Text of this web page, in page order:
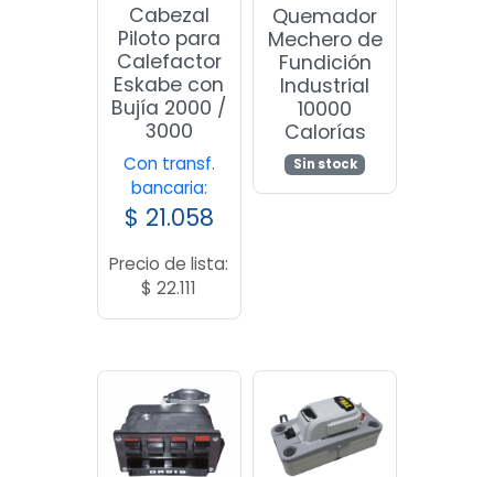
Cabezal
Piloto para
Calefactor
Eskabe con
Bujía 2000 /
3000
Con transf.
bancaria:
$ 21.058
Precio de lista:
$ 22.111
Quemador
Mechero de
Fundición
Industrial
10000
Calorías
Sin stock